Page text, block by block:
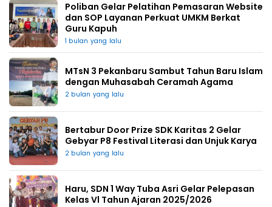
Poliban Gelar Pelatihan Pemasaran Website
dan SOP Layanan Perkuat UMKM Berkat
Guru Kapuh
1 bulan yang lalu
MTsN 3 Pekanbaru Sambut Tahun Baru Islam
dengan Muhasabah Ceramah Agama
2 bulan yang lalu
Bertabur Door Prize SDK Karitas 2 Gelar
Gebyar P8 Festival Literasi dan Unjuk Karya
2 bulan yang lalu
Haru, SDN 1 Way Tuba Asri Gelar Pelepasan
Kelas Vl Tahun Ajaran 2025/2026